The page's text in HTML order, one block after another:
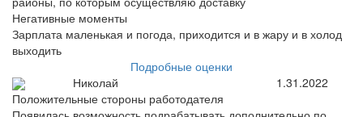
Негативные моменты
Зарплата маленькая и погода, приходится и в жару и в холод
выходить
Подробные оценки
Николай
1.31.2022
Положительные стороны работодателя